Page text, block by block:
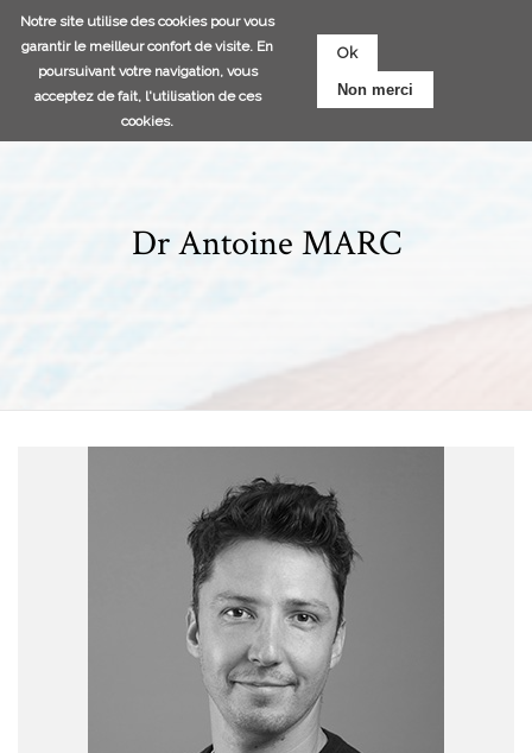
Notre site utilise des cookies pour vous
garantir le meilleur confort de visite. En
poursuivant votre navigation, vous
acceptez de fait, l'utilisation de ces
cookies.
Ok
Non merci
Aller
au
Dr Antoine MARC